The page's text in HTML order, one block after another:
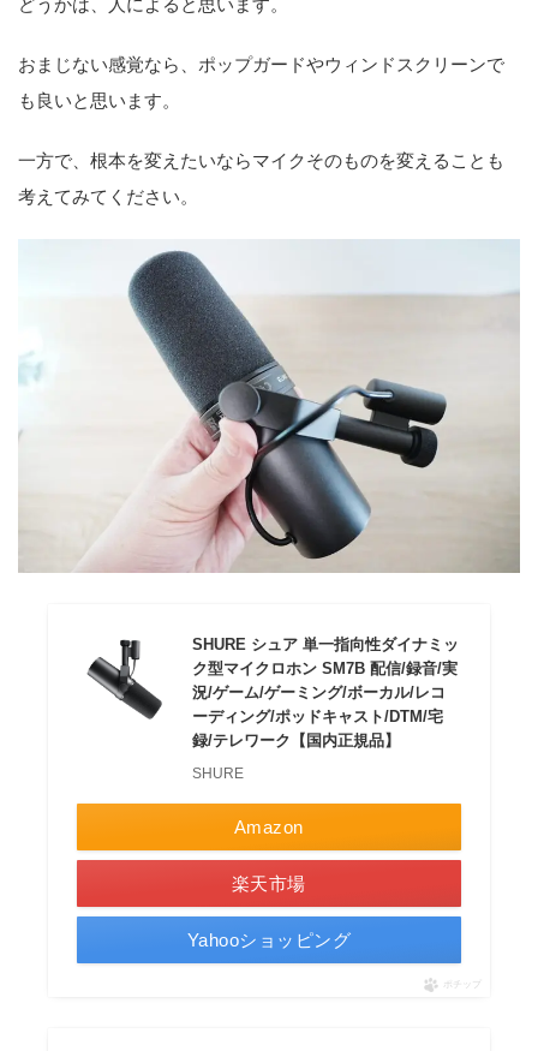
おまじない感覚なら、ポップガードやウィンドスクリーンで
も良いと思います。
一方で、根本を変えたいならマイクそのものを変えることも
考えてみてください。
SHURE シュア 単一指向性ダイナミッ
ク型マイクロホン SM7B 配信/録音/実
況/ゲーム/ゲーミング/ボーカル/レコ
ーディング/ポッドキャスト/DTM/宅
録/テレワーク【国内正規品】
SHURE
Amazon
楽天市場
Yahooショッピング
ポチップ